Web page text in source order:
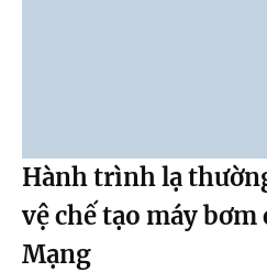
Hành trình lạ
vệ chế tạo máy
Mạng